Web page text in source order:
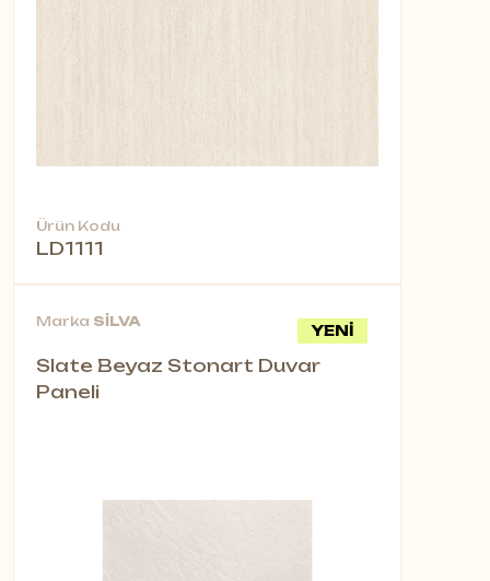
Ürün Kodu
LD1111
YENİ
Marka SİLVA
Slate Beyaz Stonart Duvar
Paneli